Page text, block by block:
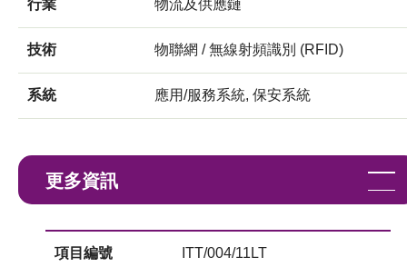
行業 物流及供應鏈
技術 物聯網 / 無線射頻識別 (RFID)
系統 應用/服務系統, 保安系統
更多資訊
項目編號 ITT/004/11LT